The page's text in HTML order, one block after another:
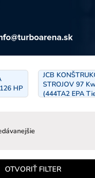
HP
JCB
STROJOV 97
(444TA2 EPA
OTVORIŤ FILTER